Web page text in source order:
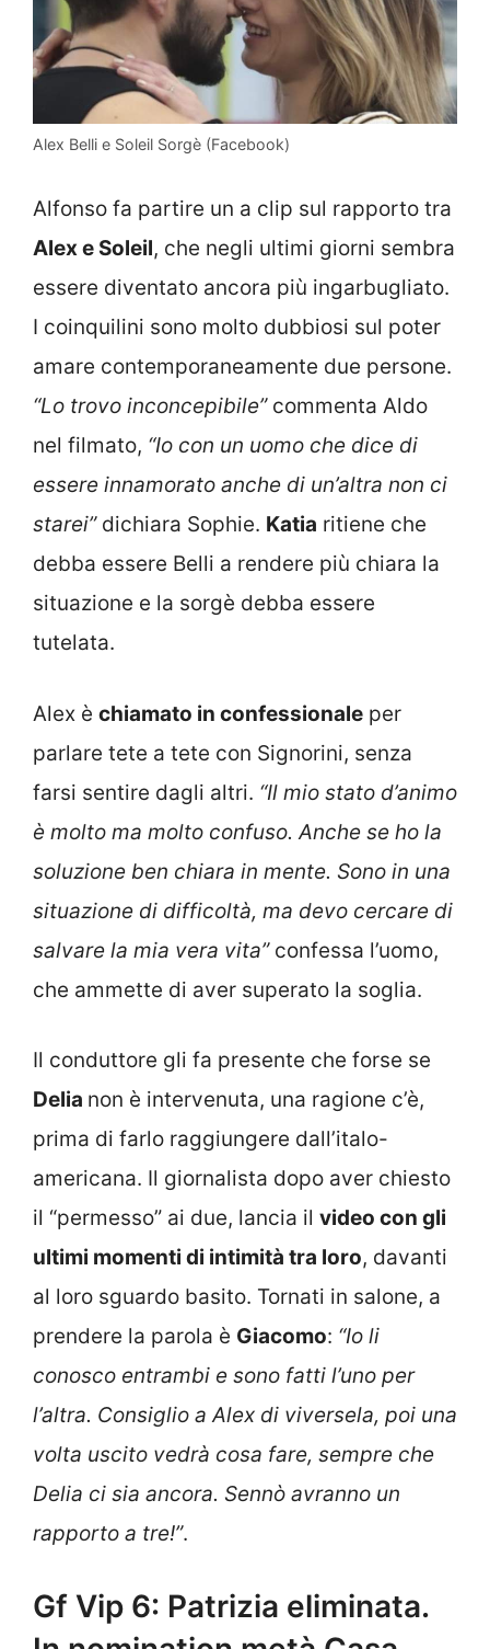
Alex Belli e Soleil Sorgè (Facebook)
Alfonso fa partire un a clip sul rapporto tra
Alex e Soleil, che negli ultimi giorni sembra
essere diventato ancora più ingarbugliato.
I coinquilini sono molto dubbiosi sul poter
amare contemporaneamente due persone.
“Lo trovo inconcepibile”commenta Aldo
nel filmato, “Io con un uomo che dice di
essere innamorato anche di un’altra non ci
starei”dichiara Sophie. Katia ritiene che
debba essere Belli a rendere più chiara la
situazione e la sorgè debba essere
tutelata.
Alex è chiamato in confessionale per
parlare tete a tete con Signorini, senza
farsi sentire dagli altri. “Il mio stato d’animo
è molto ma molto confuso. Anche se ho la
soluzione ben chiara in mente. Sono in una
situazione di difficoltà, ma devo cercare di
salvare la mia vera vita”confessa l’uomo,
che ammette di aver superato la soglia.
Il conduttore gli fa presente che forse se
Delia non è intervenuta, una ragione c’è,
prima di farlo raggiungere dall’italo-
americana. Il giornalista dopo aver chiesto
il “permesso” ai due, lancia il video con gli
ultimi momenti di intimità tra loro, davanti
al loro sguardo basito. Tornati in salone, a
prendere la parola è Giacomo: “Io li
conosco entrambi e sono fatti l’uno per
l’altra. Consiglio a Alex di viversela, poi una
volta uscito vedrà cosa fare, sempre che
Delia ci sia ancora. Sennò avranno un
rapporto a tre!”.
Gf Vip 6: Patrizia eliminata.